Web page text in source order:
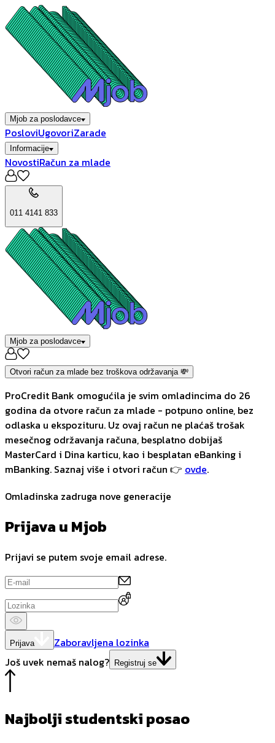
Mjob za poslodavce
PosloviUgovoriZarade
Informacije
NovostiRačun za mlade
011 4141 833
Mjob za poslodavce
Otvori račun za mlade bez troškova održavanja 💸
ProCredit Bank omogućila je svim omladincima do 26
godina da otvore račun za mlade - potpuno online, bez
odlaska u ekspozituru. Uz ovaj račun ne plaćaš trošak
mesečnog održavanja računa, besplatno dobijaš
MasterCard i Dina karticu, kao i besplatan eBanking i
mBanking. Saznaj više i otvori račun 👉 ovde.
Omladinska zadruga nove generacije
Prijava u Mjob
Prijavi se putem svoje email adrese.
Prijava
Zaboravljena lozinka
Još uvek nemaš nalog? Registruj se
Najbolji studentski posao